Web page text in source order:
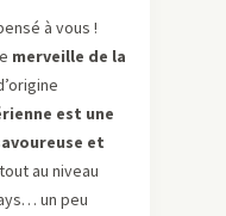
à vous !
merveille de la
est une
et
au niveau
un peu